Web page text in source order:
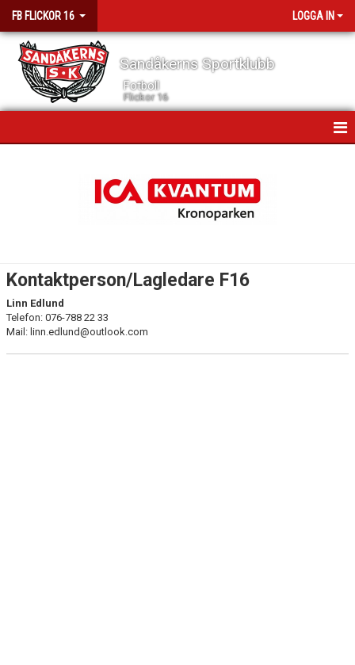
FB FLICKOR 16 LOGGA IN
Sandåkerns Sportklubb
Fotboll
Flickor 16
DOKUMENT
Kontaktperson/Lagledare F16
Linn Edlund
Telefon: 076-788 22 33
Mail: linn.edlund@outlook.com